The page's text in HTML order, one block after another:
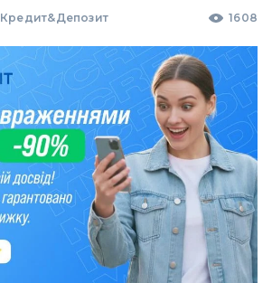
Кредит&Депозит 1608